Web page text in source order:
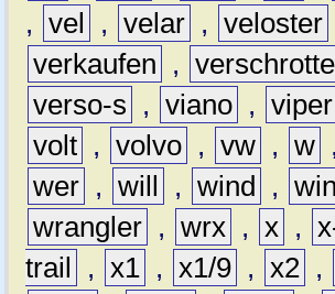
, vel , velar , veloster
verkaufen
,
verso-s
, viano , viper
volt , volvo , vw , w ,
wer , will , wind ,
wrangler , wrx , x ,
trail
, x1 , x1/9 , x2 ,